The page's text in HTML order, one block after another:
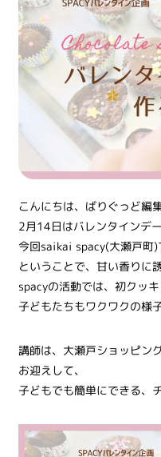
こんにちは、ばりぐっど編
2月14日はバレンタインデ
今回saikai spacy(大瀬戸町
ということで、甘い香りに
spacyの活動では、初クッキ
子どもたちもワクワクの様
講師は、大瀬戸ショッピン
お迎えして、
子どもでも簡単にできる、